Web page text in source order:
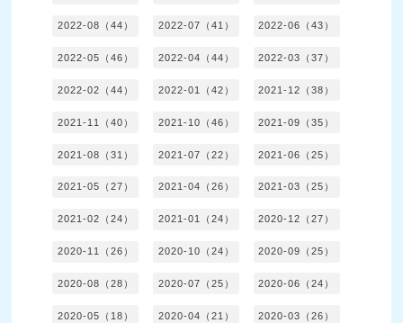
2022-08（44） 2022-07（41） 2022-06（43）
2022-05（46） 2022-04（44） 2022-03（37）
2022-02（44） 2022-01（42） 2021-12（38）
2021-11（40） 2021-10（46） 2021-09（35）
2021-08（31） 2021-07（22） 2021-06（25）
2021-05（27） 2021-04（26） 2021-03（25）
2021-02（24） 2021-01（24） 2020-12（27）
2020-11（26） 2020-10（24） 2020-09（25）
2020-08（28） 2020-07（25） 2020-06（24）
2020-05（18） 2020-04（21） 2020-03（26）